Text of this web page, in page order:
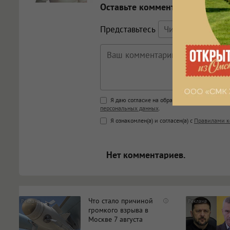
Оставьте комментарий
Представьтесь
Поддержка HTML
<b>, <strong>, <u>, <i>, <em>,
<blockquote>, <code>
Я даю согласие на обработку моих
персональных данных.
Я ознакомлен(а) и согласен(а) с Правилами
Нет комментариев.
i
Что стало причиной
громкого взрыва в
Москве 7 августа